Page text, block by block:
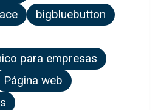
bigbluebutton
para empresas
Página web